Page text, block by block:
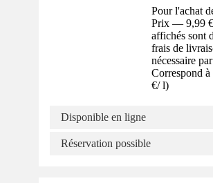
Pour l'achat
Prix — 9,99
affichés sont
frais de
nécessaire
Correspond
€/ l)
Disponible en ligne
Réservation possible